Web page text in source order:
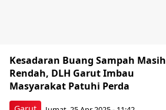
Kesadaran Buang Sampah Masih
Rendah, DLH Garut Imbau
Masyarakat Patuhi Perda